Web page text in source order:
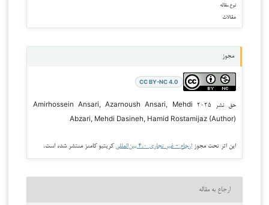
نوع مقاله
مقالات
مجوز
CC BY-NC 4.0
حق نشر ۲۰۲۵ Amirhossein Ansari, Azarnoush Ansari, Mehdi
Abzari, Mehdi Dasineh, Hamid Rostamijaz (Author)
این اثر تحت مجوز ارجاع - غیر تجاری ۴.۰ بین‌المللی کریتیو کامنز منتشر شده است.
ارجاع به مقاله